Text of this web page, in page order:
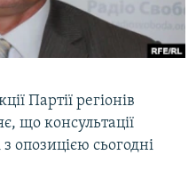
Партії регіонів
що консультації
опозицією сьогодні